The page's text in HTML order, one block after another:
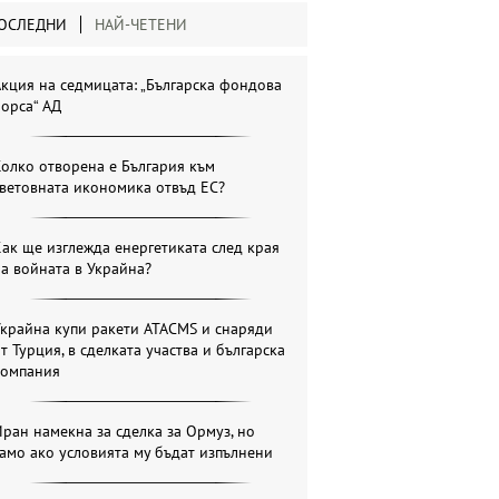
НАЙ-ЧЕТЕНИ
на седмицата: „Българска фондова
АД
отворена е България към
икономика отвъд ЕС?
ще изглежда енергетиката след края
войната в Украйна?
купи ракети ATACMS и снаряди
Турция, в сделката участва и българска
намекна за сделка за Ормуз, но
ако условията му бъдат изпълнени